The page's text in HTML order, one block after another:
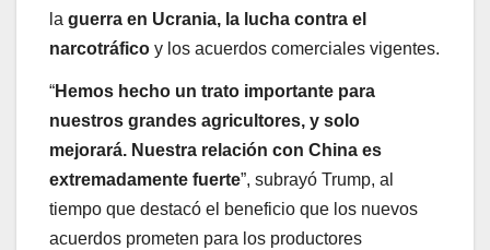
la guerra en Ucrania, la lucha contra el
narcotráfico y los acuerdos comerciales vigentes.
“Hemos hecho un trato importante para
nuestros grandes agricultores, y solo
mejorará. Nuestra relación con China es
extremadamente fuerte”, subrayó Trump, al
tiempo que destacó el beneficio que los nuevos
acuerdos prometen para los productores